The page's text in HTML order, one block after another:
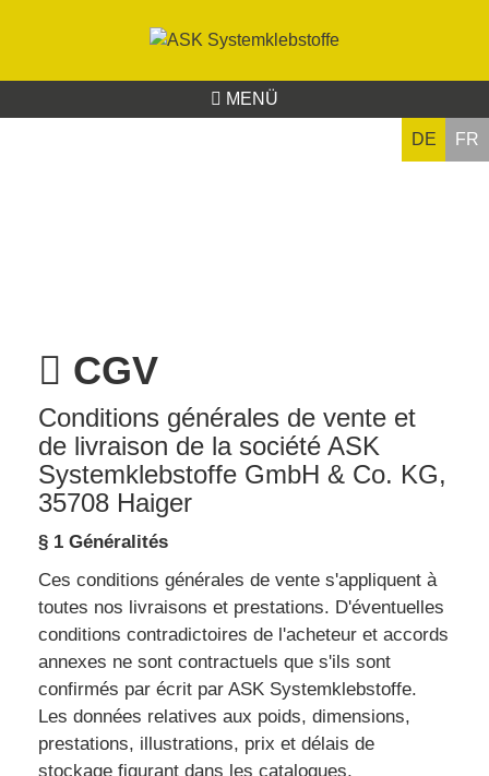
MENÜ
DE FR
CGV
Conditions générales de vente et
de livraison de la société ASK
Systemklebstoffe GmbH & Co. KG,
35708 Haiger
§ 1 Généralités
Ces conditions générales de vente s'appliquent à
toutes nos livraisons et prestations. D'éventuelles
conditions contradictoires de l'acheteur et accords
annexes ne sont contractuels que s'ils sont
confirmés par écrit par ASK Systemklebstoffe.
Les données relatives aux poids, dimensions,
prestations, illustrations, prix et délais de
stockage figurant dans les catalogues,